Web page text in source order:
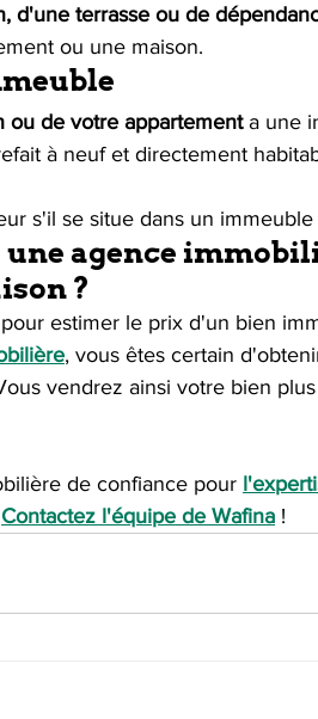
d'une terrasse ou de
ou une maison.
ou de votre appartement a une
à neuf et directement
s'il se situe dans un
agence
?
estimer le prix d'un bien
, vous êtes certain
vendrez ainsi votre bien
de confiance pour
Contactez l'équipe de Wafina !